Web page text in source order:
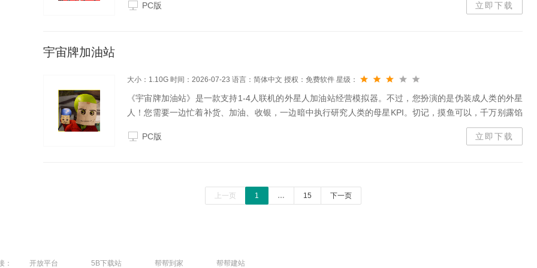
PC版 立即下载
宇宙牌加油站
大小：1.10G 时间：2026-07-23 语言：简体中文 授权：免费软件 星级：
《宇宙牌加油站》是一款支持1-4人联机的外星人加油站经营模拟器。不过，您扮演的是伪装成人类的外星
人！您需要一边忙着补货、加油、收银，一边暗中执行研究人类的母星KPI。切记，摸鱼可以，千万别露馅
PC版
立即下载
上一页 1 … 15 下一页
： 开放平台 5B下载站 帮帮到家 帮帮建站